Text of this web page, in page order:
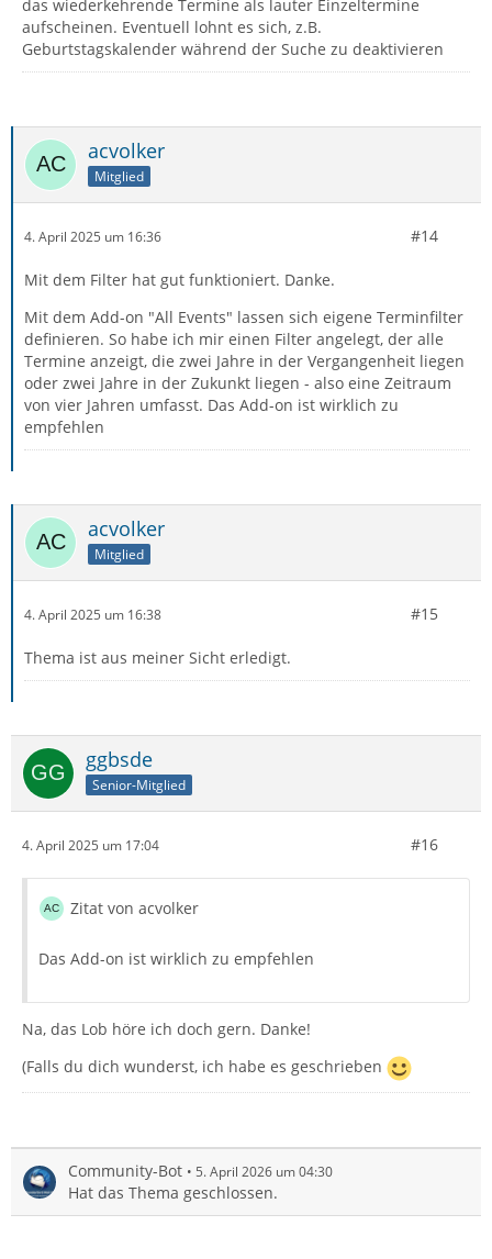
das wiederkehrende Termine als lauter Einzeltermine
aufscheinen. Eventuell lohnt es sich, z.B.
Geburtstagskalender während der Suche zu deaktivieren
acvolker
Mitglied
4. April 2025 um 16:36 #14
Mit dem Filter hat gut funktioniert. Danke.
Mit dem Add-on "All Events" lassen sich eigene Terminfilter
definieren. So habe ich mir einen Filter angelegt, der alle
Termine anzeigt, die zwei Jahre in der Vergangenheit liegen
oder zwei Jahre in der Zukunkt liegen - also eine Zeitraum
von vier Jahren umfasst. Das Add-on ist wirklich zu
empfehlen
acvolker
Mitglied
4. April 2025 um 16:38 #15
Thema ist aus meiner Sicht erledigt.
ggbsde
Senior-Mitglied
4. April 2025 um 17:04 #16
Zitat von acvolker
Das Add-on ist wirklich zu empfehlen
Na, das Lob höre ich doch gern. Danke!
(Falls du dich wunderst, ich habe es geschrieben
Community-Bot 5. April 2026 um 04:30
Hat das Thema geschlossen.